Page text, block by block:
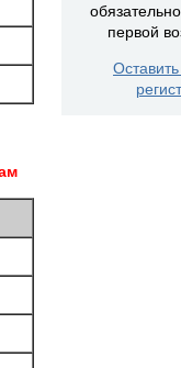
первой